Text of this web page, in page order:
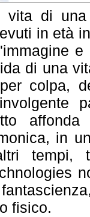
vita di una
in età
di una
colpa,
in
tempi,
fisico.